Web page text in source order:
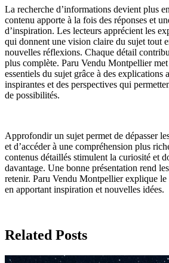
La recherche d’informations devient plus
contenu apporte à la fois des réponses et
d’inspiration. Les lecteurs apprécient les
qui donnent une vision claire du sujet tout
nouvelles réflexions. Chaque détail
plus complète. Paru Vendu Montpellier
essentiels du sujet grâce à des explications
inspirantes et des perspectives qui
de possibilités.
Approfondir un sujet permet de dépasser
et d’accéder à une compréhension plus
contenus détaillés stimulent la curiosité et
davantage. Une bonne présentation rend
retenir. Paru Vendu Montpellier explique
en apportant inspiration et nouvelles idées.
Related Posts